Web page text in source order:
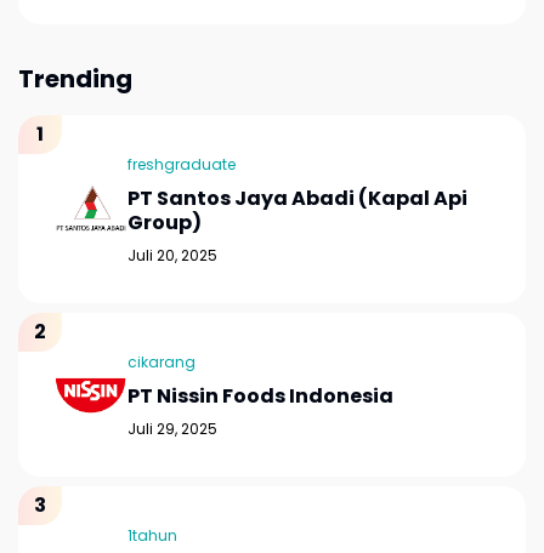
Trending
freshgraduate
PT Santos Jaya Abadi (Kapal Api
Group)
Juli 20, 2025
cikarang
PT Nissin Foods Indonesia
Juli 29, 2025
1tahun